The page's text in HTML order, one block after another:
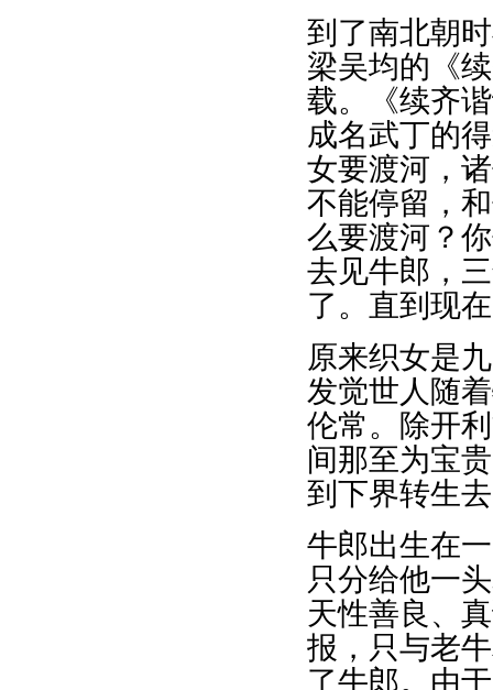
到了南北朝
梁吴均的《
载。《续齐
成名武丁的
女要渡河，
不能停留，
么要渡河？
去见牛郎，
了。直到现
原来织女是
发觉世人随
伦常。除开
间那至为宝
到下界转生
牛郎出生在
只分给他一
天性善良、
报，只与老
了牛郎。由